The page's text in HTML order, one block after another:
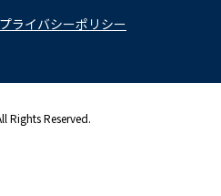
プライバシーポリシー
Rights Reserved.